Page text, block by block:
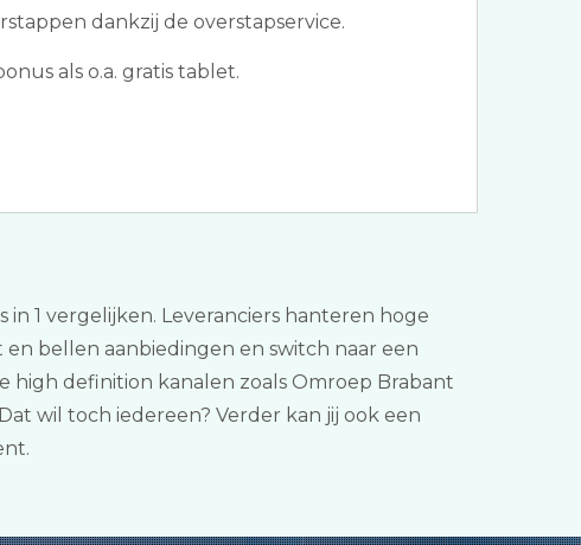
dankzij de overstapservice.
als o.a. gratis tablet.
1 vergelijken. Leveranciers hanteren hoge
bellen aanbiedingen en switch naar een
high definition kanalen zoals Omroep Brabant
wil toch iedereen? Verder kan jij ook een